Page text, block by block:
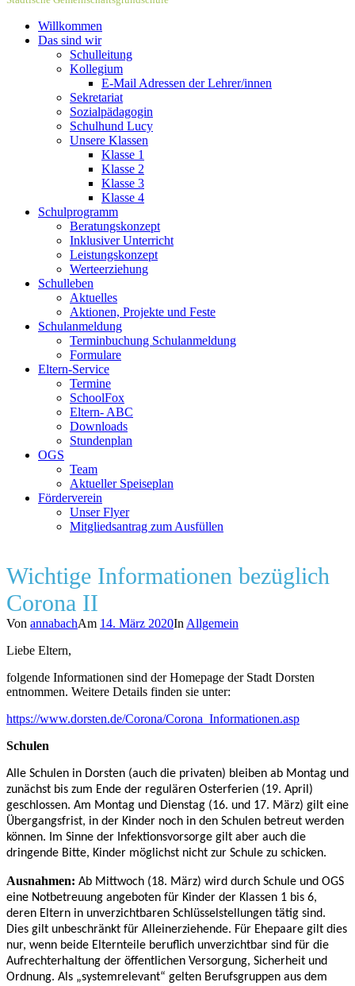
Willkommen
Das sind wir
Schulleitung
Kollegium
E-Mail Adressen der Lehrer/innen
Sekretariat
Sozialpädagogin
Schulhund Lucy
Unsere Klassen
Klasse 1
Klasse 2
Klasse 3
Klasse 4
Schulprogramm
Beratungskonzept
Inklusiver Unterricht
Leistungskonzept
Werteerziehung
Schulleben
Aktuelles
Aktionen, Projekte und Feste
Schulanmeldung
Terminbuchung Schulanmeldung
Formulare
Eltern-Service
Termine
SchoolFox
Eltern- ABC
Downloads
Stundenplan
OGS
Team
Aktueller Speiseplan
Förderverein
Unser Flyer
Mitgliedsantrag zum Ausfüllen
Wichtige Informationen bezüglich
Corona II
Von annabachAm 14. März 2020In Allgemein
Liebe Eltern,
folgende Informationen sind der Homepage der Stadt Dorsten
entnommen. Weitere Details finden sie unter:
https://www.dorsten.de/Corona/Corona_Informationen.asp
Schulen
Alle Schulen in Dorsten (auch die privaten) bleiben ab Montag und
zunächst bis zum Ende der regulären Osterferien (19. April)
geschlossen. Am Montag und Dienstag (16. und 17. März) gilt eine
Übergangsfrist, in der Kinder noch in den Schulen betreut werden
können. Im Sinne der Infektionsvorsorge gilt aber auch die
dringende Bitte, Kinder möglichst nicht zur Schule zu schicken.
Ausnahmen: Ab Mittwoch (18. März) wird durch Schule und OGS
eine Notbetreuung angeboten für Kinder der Klassen 1 bis 6,
deren Eltern in unverzichtbaren Schlüsselstellungen tätig sind.
Dies gilt unbeschränkt für Alleinerziehende. Für Ehepaare gilt dies
nur, wenn beide Elternteile beruflich unverzichtbar sind für die
Aufrechterhaltung der öffentlichen Versorgung, Sicherheit und
Ordnung. Als „systemrelevant“ gelten Berufsgruppen aus dem